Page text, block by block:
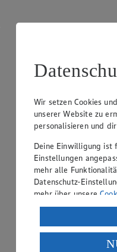
Wir setzen Cookies
unserer Website zu
personalisieren und
Deine Einwilligung ist
Einstellungen
mehr alle
Datenschutz-
mehr über unsere
Verarbeitung deiner
Wenn du auf
ein, dass deine